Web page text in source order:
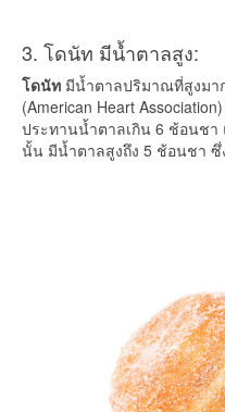
3. โดนัท มีน้ำตาลสูง:
โดนัท มีน้ำตาลปริมาณที่สูงมา
(American Heart
ประทานน้ำตาลเกิน 6 ช้อนช
นั้น มีน้ำตาลสูงถึง 5 ช้อนชา